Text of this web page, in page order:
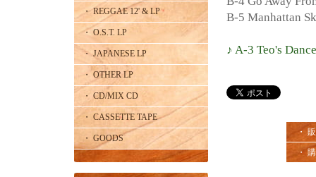
・ REGGAE 12' & LP
・ O.S.T. LP
・ JAPANESE LP
・ OTHER LP
・ CD/MIX CD
・ CASSETTE TAPE
・ GOODS
B-5 Manhattan
♪ A-3 Teo's Dance
・
・